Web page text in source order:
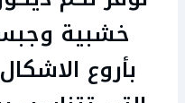
خشبية
بأروع